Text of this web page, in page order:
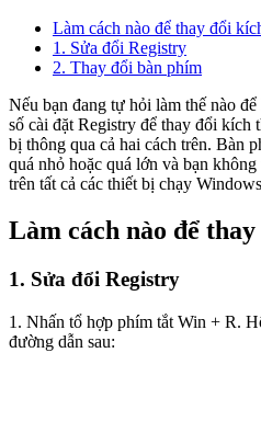
Làm cách nào để thay đổi
1. Sửa đổi Registry
2. Thay đổi bàn phím
Nếu bạn đang tự hỏi làm thế nào
số cài đặt Registry để thay đổi kích
bị thông qua cả hai cách trên. Bàn phím ảo là một tính năng được tích hợp sẵn trên nền tảng Windows 10 để giúp bạn thực hiện các thao tác một cách thuận tiện. Nếu bạn đang gặp các sự cố như bàn phím ảo
quá nhỏ hoặc quá lớn và bạn không thể sử dụng
trên tất cả các thiết bị chạy
Làm cách nào để
1. Sửa đổi Registry
1. Nhấn tổ hợp phím tắt Win + R. Hộp thoại Run sẽ được hiển thị trên thiết bị của
đường dẫn sau: